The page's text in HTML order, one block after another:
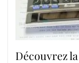
Découvrez